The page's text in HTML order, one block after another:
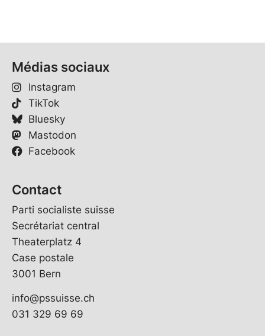
Médias sociaux
Instagram
TikTok
Bluesky
Mastodon
Facebook
Contact
Parti socialiste suisse
Secrétariat central
Theaterplatz 4
Case postale
3001 Bern
info@pssuisse.ch
031 329 69 69